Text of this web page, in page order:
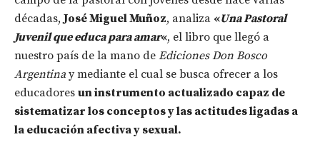
décadas, José Miguel Muñoz, analiza «Una Pastoral
Juvenil que educa para amar«, el libro que llegó a
nuestro país de la mano de Ediciones Don Bosco
Argentina y mediante el cual se busca ofrecer a los
educadores un instrumento actualizado capaz de
sistematizar los conceptos y las actitudes ligadas a
la educación afectiva y sexual.